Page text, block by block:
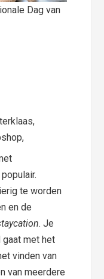
te worden
en de
. Je
gaat met het
vinden van
van meerdere